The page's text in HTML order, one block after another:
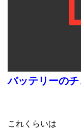
バッテリーの
これくらいは